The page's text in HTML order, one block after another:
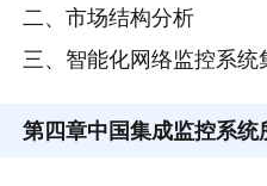
二、市场结构分析
三、智能化网络监控系统
第四章中国集成监控系